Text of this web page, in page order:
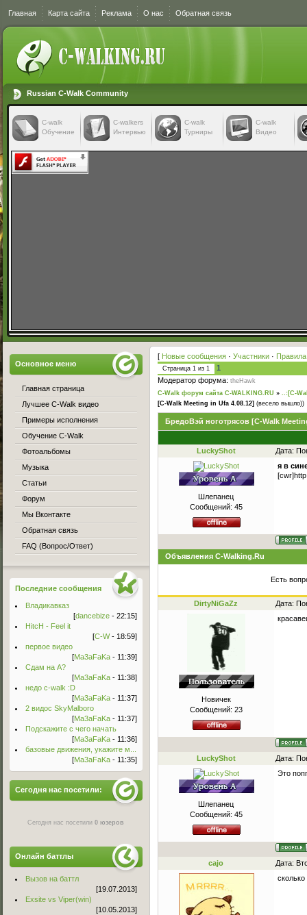
Главная Карта сайта Реклама О нас Обратная связь
Russian C-Walk Community
C-walk
Обучение
C-walkers
Интервью
С-walk
Турниры
С-walk
Видео
[ Новые сообщения · Участники ·
Страница 1 из 1
1
Модератор форума: theHawk
C-Walk форум сайта C-WALKING.RU » ..:[C-
[C-Walk Meeting in Ufa 4.08.12] (весело вышло))
БредоВэй ноготрясов [C-Walk
LuckyShot Дата:
Шлепанец
Сообщений: 45
я в
Объявления C-Walking.Ru
Есть
DirtyNiGaZz Дата:
Новичек
Сообщений: 23
LuckyShot Дата:
Шлепанец
Сообщений: 45
Это
cajo Дата:
Основное меню
Главная страница
Лучшее C-Walk видео
Примеры исполнения
Обучение C-Walk
Фотоальбомы
Музыка
Статьи
Форум
Мы Вконтакте
Обратная связь
FAQ (Вопрос/Ответ)
Последние сообщения
Владикавказ
[dancebize - 22:15]
HitcH - Feel it
[C-W- 18:59]
первое видео
[Ma3aFaKa - 11:39]
Сдам на А?
[Ma3aFaKa - 11:38]
недо c-walk :D
[Ma3aFaKa - 11:37]
2 видос SkyMalboro
[Ma3aFaKa - 11:37]
Подскажите с чего начать
[Ma3aFaKa - 11:36]
базовые движения, укажите м...
[Ma3aFaKa - 11:35]
Сегодня нас посетили:
Сегодня нас посетили0 юзеров
Онлайн баттлы
Вызов на баттл
[19.07.2013]
Exsite vs Viper(win)
[10.05.2013]